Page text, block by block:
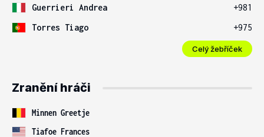
Guerrieri Andrea
+981
Torres Tiago
+975
Celý žebříček
Zranění hráči
Minnen Greetje
Tiafoe Frances